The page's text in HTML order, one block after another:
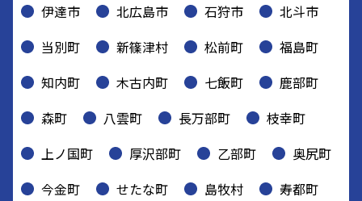
伊達市
北広島市 石狩市
北斗市
当別町
新篠津村 松前町
福島町
知内町
木古内町 七飯町
鹿部町
森町
八雲町 長万部町
枝幸町
上ノ国町
厚沢部町 乙部町
奥尻町
今金町
せたな町 島牧村
寿都町